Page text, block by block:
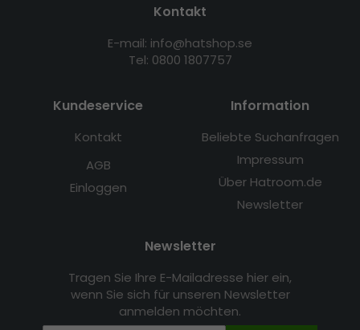
Kontakt
E-mail: info@hatshop.se
Tel: 0800 1807757
Kundeservice
Kontakt
AGB
Einloggen
Information
Beliebte Suchanfragen
Impressum
Über Hatroom.de
Newsletter
Newsletter
Tragen Sie Ihre E-Mailadresse hier ein,
wenn Sie sich für unseren Newsletter
anmelden möchten.